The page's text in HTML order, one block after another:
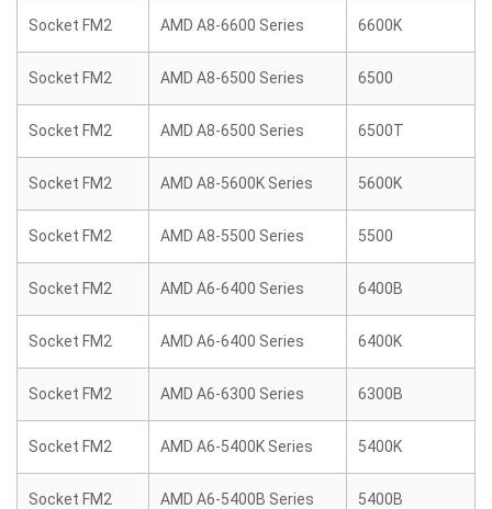
Socket FM2 AMD A8-6600 Series 6600K
Socket FM2 AMD A8-6500 Series 6500
Socket FM2 AMD A8-6500 Series 6500T
Socket FM2 AMD A8-5600K Series 5600K
Socket FM2 AMD A8-5500 Series 5500
Socket FM2 AMD A6-6400 Series 6400B
Socket FM2 AMD A6-6400 Series 6400K
Socket FM2 AMD A6-6300 Series 6300B
Socket FM2 AMD A6-5400K Series 5400K
Socket FM2 AMD A6-5400B Series 5400B